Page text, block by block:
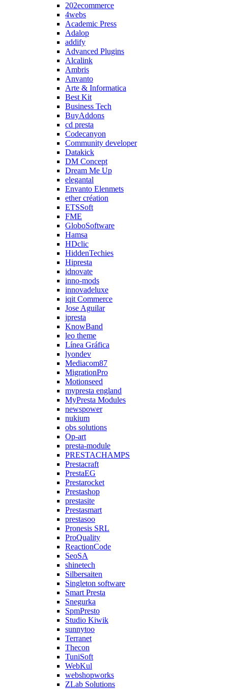
202ecommerce
4webs
Academic Press
Adalop
addify
Advanced Plugins
Alcalink
Ambris
Anvanto
Arte & Informatica
Best Kit
Business Tech
BuyAddons
cd presta
Codecanyon
Community developer
Datakick
DM Concept
Dream Me Up
elegantal
Envanto Elenmets
ether création
ETSSoft
FME
GloboSoftware
Hamsa
HDclic
HiddenTechies
Hipresta
idnovate
inno-mods
innovadeluxe
iqit Commerce
Jose Aguilar
jpresta
KnowBand
leo theme
Línea Gráfica
lyondev
Mediacom87
MigrationPro
Motionseed
mypresta england
MyPresta Modules
newspower
nukium
obs solutions
Op-art
presta-module
PRESTACHAMPS
Prestacraft
PrestaEG
Prestarocket
Prestashop
prestasite
Prestasmart
prestasoo
Pronesis SRL
ProQuality
ReactionCode
SeoSA
shinetech
Silbersaiten
Singleton software
Smart Presta
Snegurka
SpmPresto
Studio Kiwik
sunnytoo
Terranet
Thecon
TuniSoft
WebKul
webshopworks
ZLab Solutions